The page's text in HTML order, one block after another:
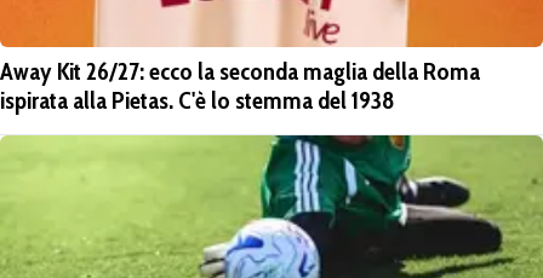
Away Kit 26/27: ecco la seconda maglia della Roma
ispirata alla Pietas. C'è lo stemma del 1938